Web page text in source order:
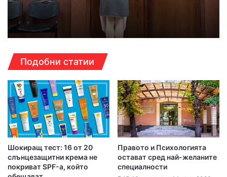
Подобни статии
Шокиращ тест: 16 от 20
слънцезащитни крема не
покриват SPF-а, който
Правото и Психологията
остават сред най-желаните
специалности